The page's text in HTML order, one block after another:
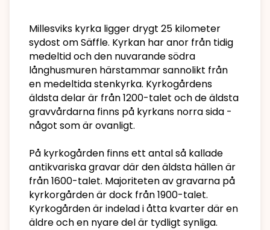
Millesviks kyrka ligger drygt 25 kilometer
sydost om Säffle. Kyrkan har anor från tidig
medeltid och den nuvarande södra
långhusmuren härstammar sannolikt från
en medeltida stenkyrka. Kyrkogårdens
äldsta delar är från 1200-talet och de äldsta
gravvårdarna finns på kyrkans norra sida -
något som är ovanligt.
På kyrkogården finns ett antal så kallade
antikvariska gravar där den äldsta hällen är
från 1600-talet. Majoriteten av gravarna på
kyrkorgården är dock från 1900-talet.
Kyrkogården är indelad i åtta kvarter där en
äldre och en nyare del är tydligt synliga.